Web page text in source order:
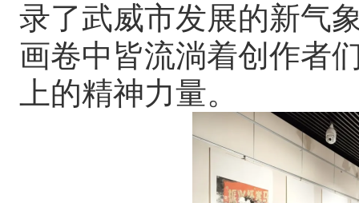
录了武威市发展的新气
画卷中皆流淌着创作者
上的精神力量。